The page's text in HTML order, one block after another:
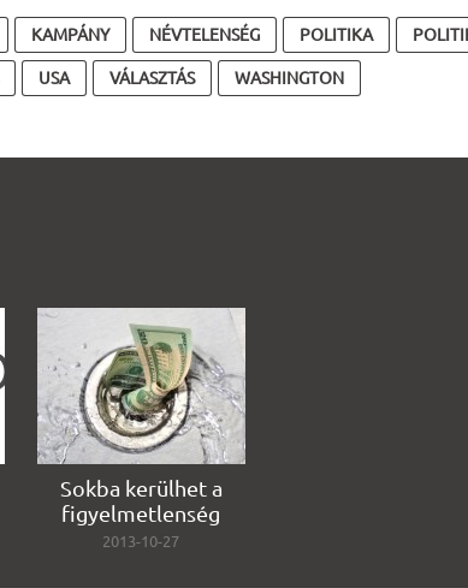
KAMPÁNY NÉVTELENSÉG POLITIKA
USA VÁLASZTÁS WASHINGTON
Sokba kerülhet a
figyelmetlenség
2013-10-27